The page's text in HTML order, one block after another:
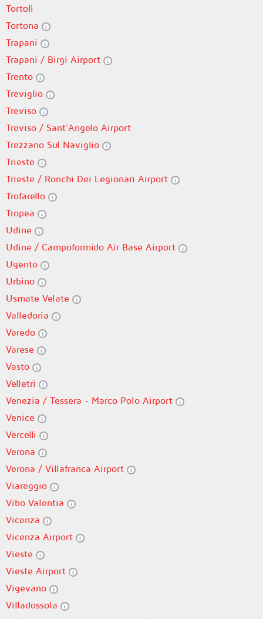
Tortolì
Tortona
Trapani
Trapani / Birgi Airport
Trento
Treviglio
Treviso
Treviso / Sant'Angelo Airport
Trezzano Sul Naviglio
Trieste
Trieste / Ronchi Dei Legionari Airport
Trofarello
Tropea
Udine
Udine / Campoformido Air Base Airport
Ugento
Urbino
Usmate Velate
Valledoria
Varedo
Varese
Vasto
Velletri
Venezia / Tessera - Marco Polo Airport
Venice
Vercelli
Verona
Verona / Villafranca Airport
Viareggio
Vibo Valentia
Vicenza
Vicenza Airport
Vieste
Vieste Airport
Vigevano
Villadossola